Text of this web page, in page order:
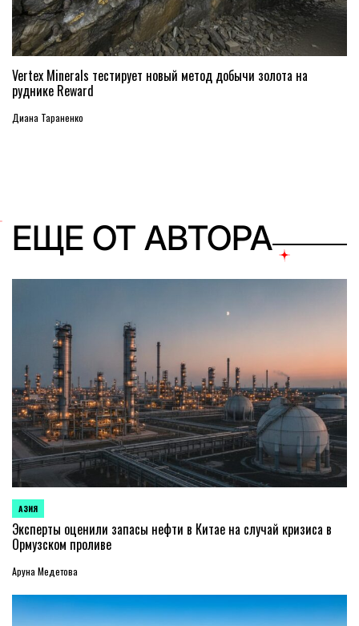
Vertex Minerals тестирует новый метод добычи золота на
руднике Reward
Диана Тараненко
ЕЩЕ ОТ АВТОРА
ОПУБЛИКОВАНО
В
АЗИЯ
Эксперты оценили запасы нефти в Китае на случай кризиса в
Ормузском проливе
Аруна Медетова